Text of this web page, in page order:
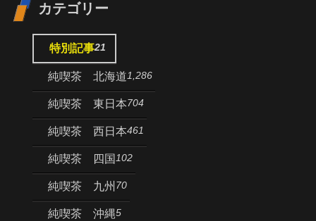
カテゴリー
特別記事21
純喫茶 北海道1,286
純喫茶 東日本704
純喫茶 西日本461
純喫茶 四国102
純喫茶 九州 70
純喫茶 沖縄5